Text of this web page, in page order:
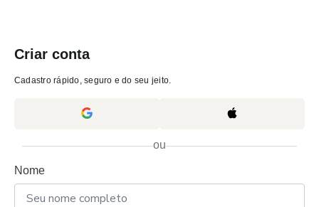
Criar conta
Cadastro rápido, seguro e do seu jeito.
ou
Nome